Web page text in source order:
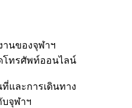
านของจุฬาฯ
โทรศัพท์ออนไลน์
ที่และการเดินทาง
บจุฬาฯ